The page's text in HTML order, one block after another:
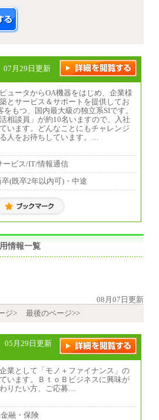
07月29日更新
ュータからOA機器をはじめ、企業様
とサービス＆サポートを提供してお
もつ、国内最大級の独立系SIです。
相談員」が約10名いますので、入社
います。どんなことにもチャレンジ
人をお待ちしています。…
ービス/IT/情報通信
卒(既卒2年以内可)・中途
情報一覧
08月07日更新
ジ> 最後のページ>>
05月29日更新
業として「モノ＋ファイナンス」の
います。ＢｔｏＢビジネスに興味が
りたい方、ご応募…
融・保険